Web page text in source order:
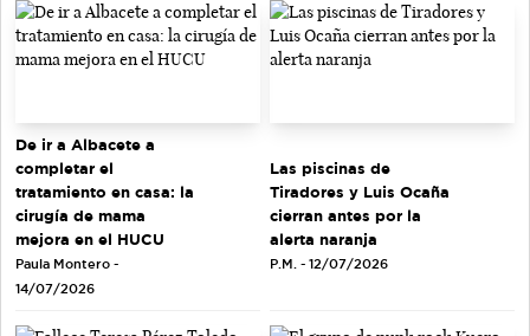
De ir a Albacete a
completar el
tratamiento en casa: la
cirugía de mama
mejora en el HUCU
Paula Montero -
14/07/2026
Las piscinas de
Tiradores y Luis Ocaña
cierran antes por la
alerta naranja
P.M. - 12/07/2026